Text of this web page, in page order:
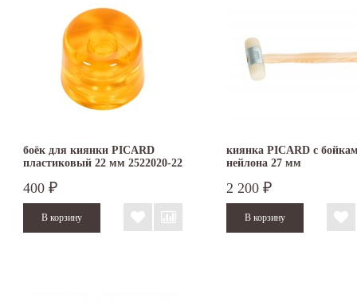
боёк для киянки PICARD
пластиковый 22 мм 2522020-22
400 ₽
киянка PICARD с
нейлона 27 мм
2 200 ₽